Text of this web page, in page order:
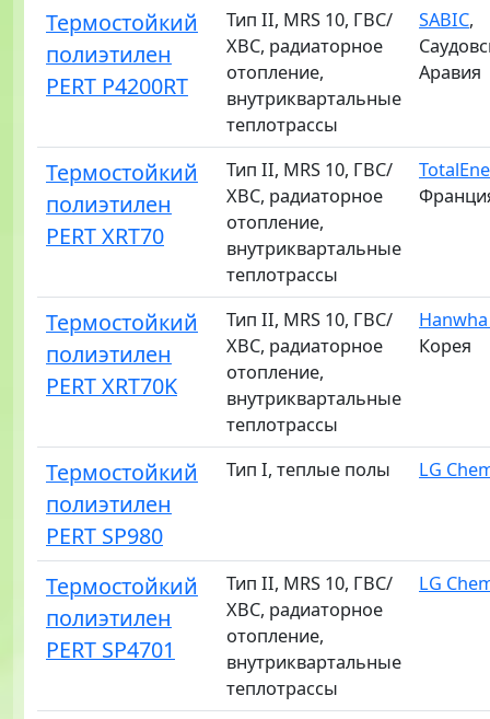
Термостойкий
полиэтилен
PERT P4200RT
Тип II, MRS 10, ГВС/
ХВС, радиаторное
отопление,
внутриквартальные
теплотрассы
SABIC,
Аравия
Термостойкий
полиэтилен
PERT XRT70
Тип II, MRS 10, ГВС/
ХВС, радиаторное
отопление,
внутриквартальные
теплотрассы
Термостойкий
полиэтилен
PERT XRT70K
Тип II, MRS 10, ГВС/
ХВС, радиаторное
отопление,
внутриквартальные
теплотрассы
Корея
Термостойкий
полиэтилен
PERT SP980
Тип I, теплые полы LG
Термостойкий
полиэтилен
PERT SP4701
Тип II, MRS 10, ГВС/
ХВС, радиаторное
отопление,
внутриквартальные
теплотрассы
LG